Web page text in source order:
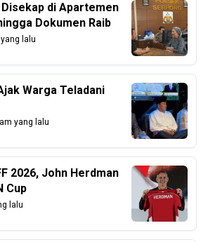
Disekap di Apartemen
Dokumen Raib
lalu
Warga Teladani
yang lalu
2026, John Herdman
Cup
lalu